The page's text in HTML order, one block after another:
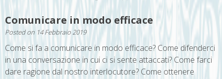
Comunicare in modo efficace
Posted on 14 Febbraio 2019
Come si fa a comunicare in modo efficace? Come difenderci
in una conversazione in cui ci si sente attaccati? Come farci
dare ragione dal nostro interlocutore? Come ottenere